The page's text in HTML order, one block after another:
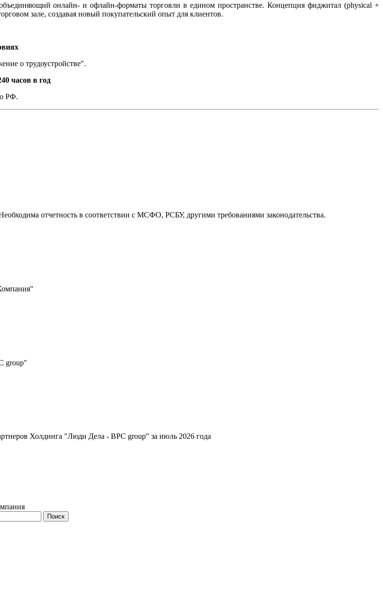
онлайн- и офлайн-форматы торговли в едином пространстве. Концепция фиджитал (physical +
зале, создавая новый покупательский опыт для клиентов.
о трудоустройстве".
часов в год
РФ.
отчетность в соответствии с МСФО, РСБУ, другими требованиями законодательства.
group"
Холдинга "Люди Дела - BPC group" за июль 2026 года